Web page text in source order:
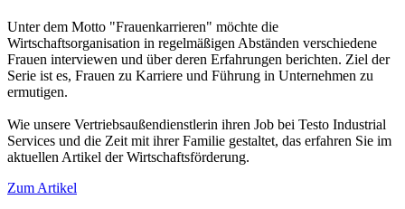
Unter dem Motto "Frauenkarrieren" möchte die
Wirtschaftsorganisation in regelmäßigen Abständen verschiedene
Frauen interviewen und über deren Erfahrungen berichten. Ziel der
Serie ist es, Frauen zu Karriere und Führung in Unternehmen zu
ermutigen.
Wie unsere Vertriebsaußendienstlerin ihren Job bei Testo Industrial
Services und die Zeit mit ihrer Familie gestaltet, das erfahren Sie im
aktuellen Artikel der Wirtschaftsförderung.
Zum Artikel